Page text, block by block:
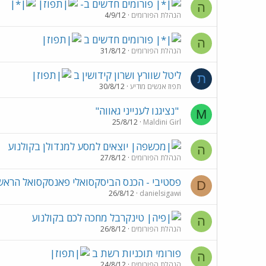
ה פורומים חדשים ב-
הנהלת הפורומים 4/9/12
ה פורומים חדשים ב
הנהלת הפורומים 31/8/12
ת ליטל שוורץ ושרון קידושין ב
תפוז אנשים מודיע 30/8/12
M "נציגנו לענייני גאווה"
Maldini Girl
25/8/12
ה יוצאים למסע למנדולן בקולנוע
הנהלת הפורומים 27/8/12
D פסטיבי - הכנס הביסקסואלי פאנסקסואל
danielsigawi
26/8/12
ה טינקרבל מחכה לכם בקולנוע
הנהלת הפורומים 26/8/12
ה פורומי תוכניות רשת ב